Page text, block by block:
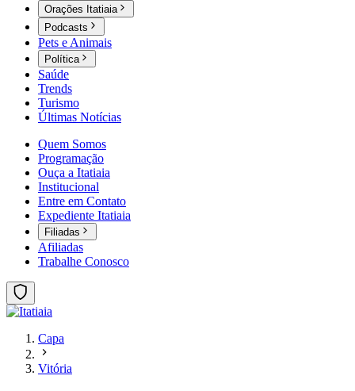
Orações Itatiaia
Podcasts
Pets e Animais
Política
Saúde
Trends
Turismo
Últimas Notícias
Quem Somos
Programação
Ouça a Itatiaia
Institucional
Entre em Contato
Expediente Itatiaia
Filiadas
Afiliadas
Trabalhe Conosco
Capa
Vitória